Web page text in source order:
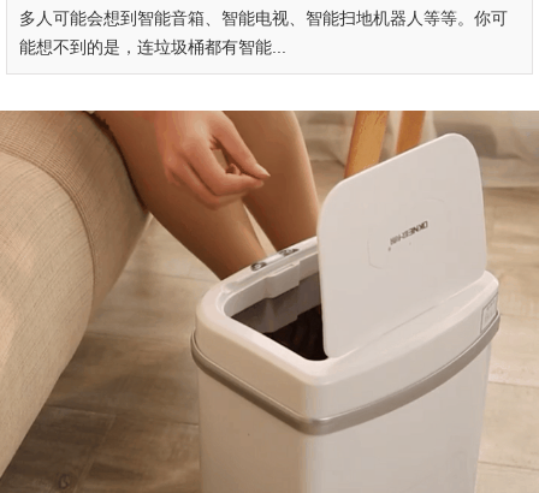
多人可能会想到智能音箱、智能电视、智能扫地机器人等等。你可
能想不到的是，连垃圾桶都有智能...